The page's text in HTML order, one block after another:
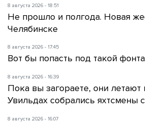
8 августа 2026 - 18:51
Не прошло и полгода. Новая
Челябинске
8 августа 2026 - 17:45
Вот бы попасть под такой
8 августа 2026 - 16:39
Пока вы загораете, они
Увильдах собрались яхтсмены
8 августа 2026 - 16:07